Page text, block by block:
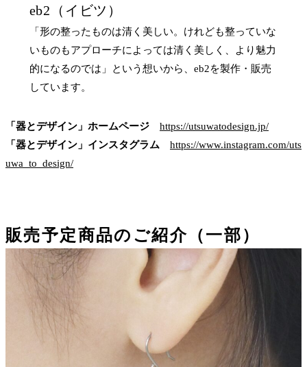
eb2（イビツ）
「形の整ったものは清く美しい。けれども整っていな
いものもアプローチによっては清く美しく、より魅力
的になるのでは」という想いから、eb2を製作・販売
しています。
「器とデザイン」ホームページ https://utsuwatodesign.jp/
「器とデザイン」インスタグラム https://www.instagram.com/uts
uwa_to_design/
販売予定商品のご紹介（一部）